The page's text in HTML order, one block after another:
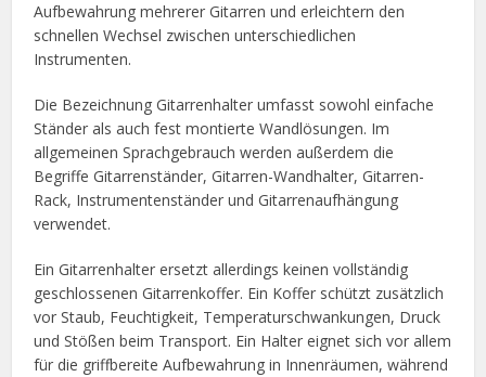
Aufbewahrung mehrerer Gitarren und erleichtern den
schnellen Wechsel zwischen unterschiedlichen
Instrumenten.
Die Bezeichnung Gitarrenhalter umfasst sowohl einfache
Ständer als auch fest montierte Wandlösungen. Im
allgemeinen Sprachgebrauch werden außerdem die
Begriffe Gitarrenständer, Gitarren-Wandhalter, Gitarren-
Rack, Instrumentenständer und Gitarrenaufhängung
verwendet.
Ein Gitarrenhalter ersetzt allerdings keinen vollständig
geschlossenen Gitarrenkoffer. Ein Koffer schützt zusätzlich
vor Staub, Feuchtigkeit, Temperaturschwankungen, Druck
und Stößen beim Transport. Ein Halter eignet sich vor allem
für die griffbereite Aufbewahrung in Innenräumen, während